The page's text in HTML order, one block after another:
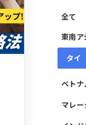
全て
東南ア
ベトナ
タイ
マレー